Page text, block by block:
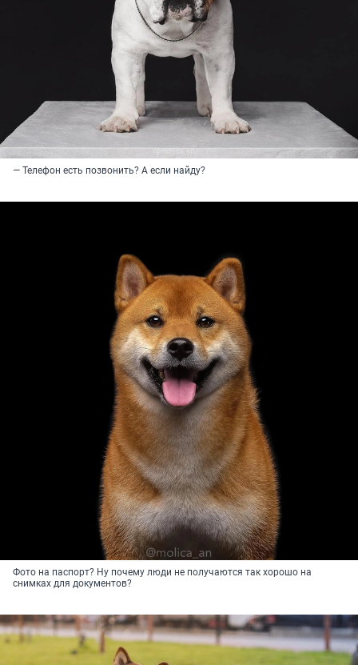
— Телефон есть позвонить? А если найду?
Фото на паспорт? Ну почему люди не получаются так хорошо на
снимках для документов?